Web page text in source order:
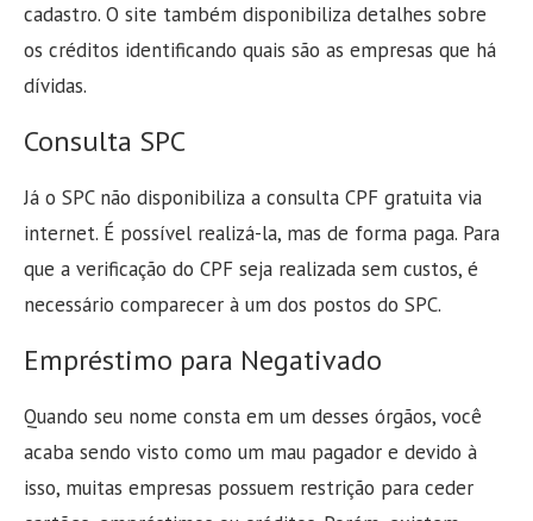
cadastro. O site também disponibiliza detalhes sobre
os créditos identificando quais são as empresas que há
dívidas.
Consulta SPC
Já o SPC não disponibiliza a consulta CPF gratuita via
internet. É possível realizá-la, mas de forma paga. Para
que a verificação do CPF seja realizada sem custos, é
necessário comparecer à um dos postos do SPC.
Empréstimo para Negativado
Quando seu nome consta em um desses órgãos, você
acaba sendo visto como um mau pagador e devido à
isso, muitas empresas possuem restrição para ceder